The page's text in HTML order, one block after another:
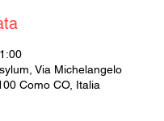
Via Michelangelo
Como CO, Italia